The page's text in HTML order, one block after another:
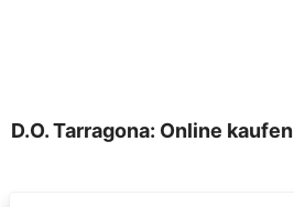
D.O. Tarragona: Online kaufen